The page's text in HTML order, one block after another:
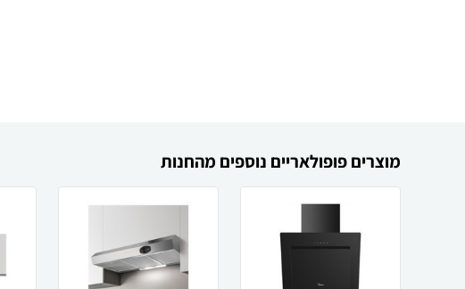
מוצרים פופולאריים נוספים מהחנות